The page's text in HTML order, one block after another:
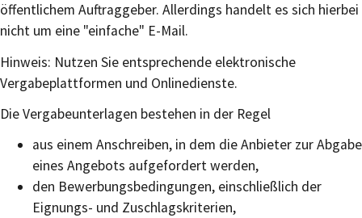
öffentlichem Auftraggeber. Allerdings handelt es sich hierbei
nicht um eine "einfache" E-Mail.
Hinweis: Nutzen Sie entsprechende elektronische
Vergabeplattformen und Onlinedienste.
Die Vergabeunterlagen bestehen in der Regel
aus einem Anschreiben, in dem die Anbieter zur Abgabe
eines Angebots aufgefordert werden,
den Bewerbungsbedingungen, einschließlich der
Eignungs- und Zuschlagskriterien,